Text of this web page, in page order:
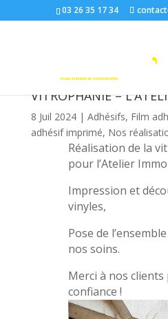
03 26 35 17 34
VITROPHANIE –
8 Juil 2024| Adhésifs, Film
adhésif imprimé, Nos
Réalisation de la
pour l’Atelier
Impression et
vinyles,
Pose de
nos soins.
Merci à nos
confiance !